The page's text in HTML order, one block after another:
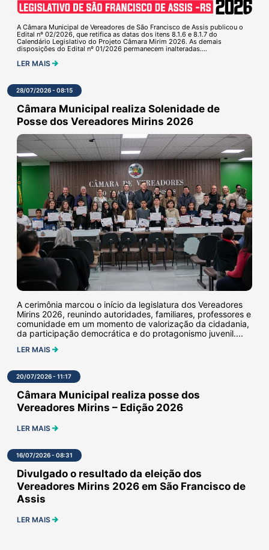
A Câmara Municipal de Vereadores de São Francisco de Assis publicou o
Edital nº 02/2026, que retifica as datas dos itens 8.1.6 e 8.1.7 do
Calendário Legislativo do Projeto Câmara Mirim 2026. As demais
disposições do Edital nº 01/2026 permanecem inalteradas....
LER MAIS
28/07/2026 - 08:15
Câmara Municipal realiza Solenidade de
Posse dos Vereadores Mirins 2026
A cerimônia marcou o início da legislatura dos Vereadores
Mirins 2026, reunindo autoridades, familiares, professores e
comunidade em um momento de valorização da cidadania,
da participação democrática e do protagonismo juvenil....
LER MAIS
20/07/2026 - 11:17
Câmara Municipal realiza posse dos
Vereadores Mirins – Edição 2026
LER MAIS
16/07/2026 - 08:31
Divulgado o resultado da eleição dos
Vereadores Mirins 2026 em São Francisco de
Assis
LER MAIS